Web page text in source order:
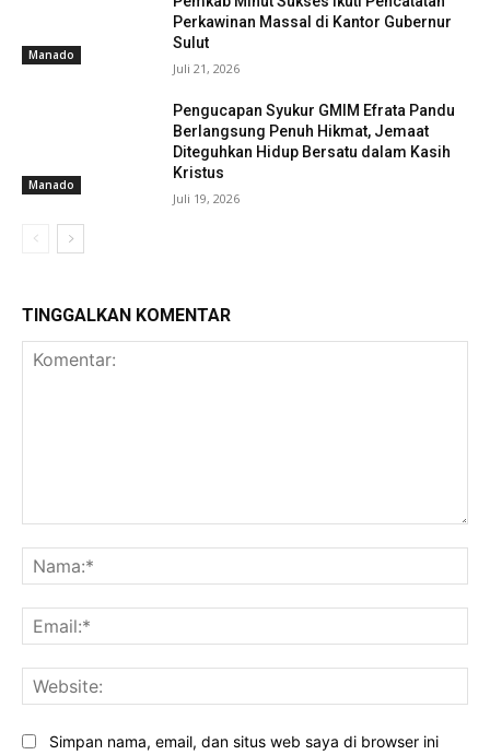
Manado
Perkawinan Massal di Kantor Gubernur
Sulut
Juli 21, 2026
Manado
Pengucapan Syukur GMIM Efrata Pandu
Berlangsung Penuh Hikmat, Jemaat
Diteguhkan Hidup Bersatu dalam Kasih
Kristus
Juli 19, 2026
TINGGALKAN KOMENTAR
Simpan nama, email, dan situs web saya di browser ini